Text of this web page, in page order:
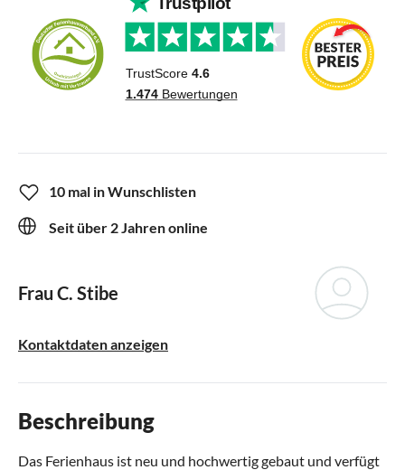
10 mal in Wunschlisten
Seit über 2 Jahren online
Frau C. Stibe
Kontaktdaten anzeigen
Beschreibung
Das Ferienhaus ist neu und hochwertig gebaut und verfügt